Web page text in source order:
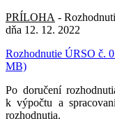
PRÍLOHA -
dňa 12. 12. 2022
Rozhodnutie ÚRSO č.
MB)
Po doručení
k výpočtu a
rozhodnutia.